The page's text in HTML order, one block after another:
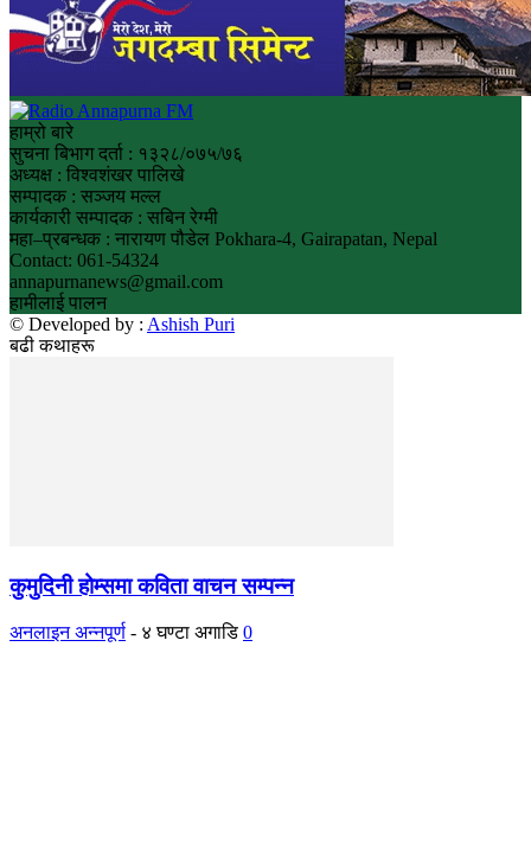
हाम्रो बारे
सुचना बिभाग दर्ता : १३२८/०७५/७६
अध्यक्ष : विश्वशंखर पालिखे
सम्पादक : सञ्जय मल्ल
कार्यकारी सम्पादक : सबिन रेग्मी
महा–प्रबन्धक : नारायण पौडेल Pokhara-4, Gairapatan, Nepal
Contact: 061-54324
annapurnanews@gmail.com
हामीलाई पालन
© Developed by : Ashish Puri
बढी कथाहरू
कुमुदिनी होम्समा कविता वाचन सम्पन्न
अनलाइन अन्नपूर्ण - ४ घण्टा अगाडि 0